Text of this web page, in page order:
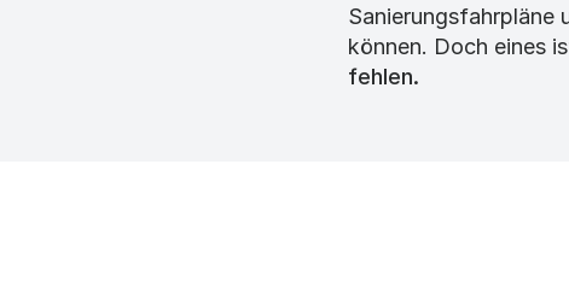
Sanierungsfahrpläne
können. Doch eines
fehlen.